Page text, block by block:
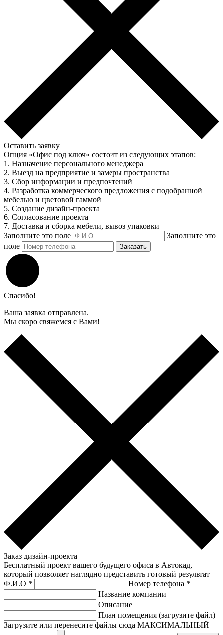
Оставить заявку
Опция «Офис под ключ» состоит из следующих этапов:
1. Назначение персонального менеджера
2. Выезд на предприятие и замеры пространства
3. Сбор информации и предпочтений
4. Разработка коммерческого предложения с подобранной
мебелью и цветовой гаммой
5. Создание дизайн-проекта
6. Согласование проекта
7. Доставка и сборка мебели, вывоз упаковки
Заполните это поле
Заполните это
поле
Заказать
Спасибо!
Ваша заявка отправлена.
Мы скоро свяжемся с Вами!
Заказ дизайн-проекта
Бесплатный проект вашего будущего офиса в Автокад,
который позволяет наглядно представить готовый результат
Ф.И.О * Номер телефона *
Название компании
Описание
План помещения (загрузите файл)
Загрузите или перенесите файлы сюда МАКСИМАЛЬНЫЙ